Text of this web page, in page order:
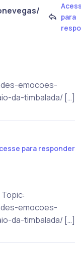
para
emocoes-
da-timbalada/ […]
para responder
emocoes-
da-timbalada/ […]